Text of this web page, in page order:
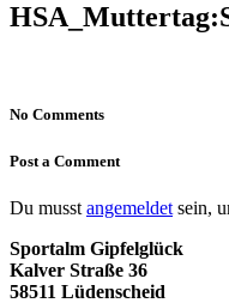
No Comments
Post a Comment
Du musst angemeldet sein,
Sportalm Gipfelglück
Kalver Straße 36
58511 Lüdenscheid